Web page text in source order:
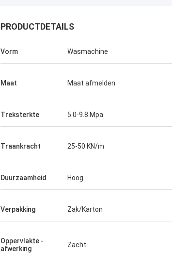
PRODUCTDETAILS
Vorm Wasmachine
Maat Maat afmelden
Treksterkte 5.0-9.8 Mpa
Traankracht 25-50 KN/m
Duurzaamheid Hoog
Verpakking Zak/Karton
Oppervlakte -
afwerking
Zacht